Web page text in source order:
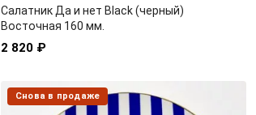
Салатник Да и нет Black (черный)
Восточная 160 мм.
2 820 ₽
Снова в продаже